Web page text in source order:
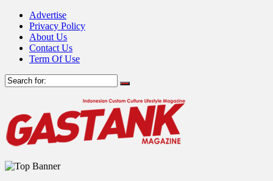
Advertise
Privacy Policy
About Us
Contact Us
Term Of Use